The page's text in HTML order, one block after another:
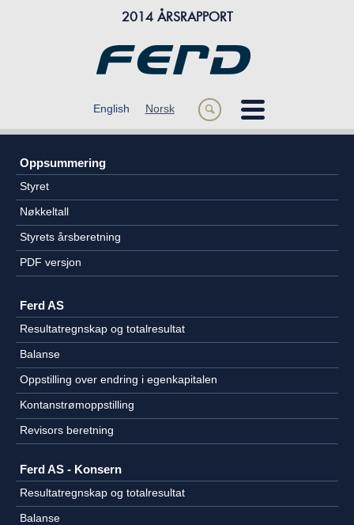
2014 ÅRSRAPPORT
English Norsk s m
FINANSIELL INFORMASJON
Oppsummering
Styret
Nøkkeltall
Styrets årsberetning
PDF versjon
Ferd AS
Resultatregnskap og totalresultat
Balanse
Oppstilling over endring i egenkapitalen
Kontanstrømoppstilling
Revisors beretning
Ferd AS - Konsern
Resultatregnskap og totalresultat
Balanse